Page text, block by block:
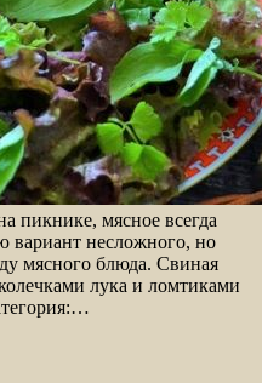
пикнике, мясное всегда
вариант несложного, но
мясного блюда. Свиная
лука и ломтиками